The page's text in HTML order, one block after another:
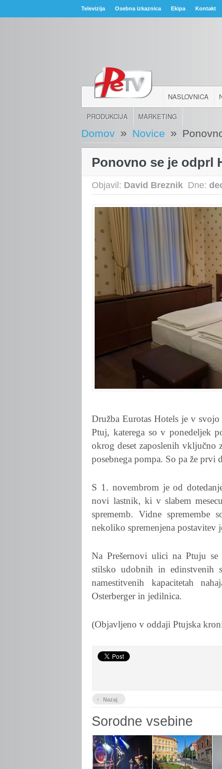
Televizija Osebna izkaznica Ekipa Kontakt
NASLOVNICA
PRODUKCIJA MARKETING
Domov » Novice »
Ponovno se je odprl
Objavil: David Breznik Dne:
Družba Eurotas Hotels je v
Ptuj, katerega so v ponedeljek
okrog deset zaposlenih
posebnega pompa. So pa že prvi
S 1. novembrom je od
novi lastnik, ki v slabem
sprememb. Vidne spremembe
nekoliko spremenjena postavitev
Na Prešernovi ulici na Ptuju
stilsko udobnih in edinstvenih
namestitvenih kapacitetah
Osterberger in jedilnica.
(Objavljeno v oddaji Ptujska
‹ Nazaj
Sorodne vsebine